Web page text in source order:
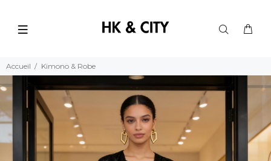
Accueil Kimono & Robe